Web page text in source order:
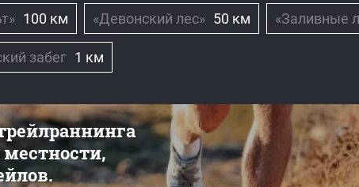
100 км «Девонский лес» 50 км «Заливные
забег 1 км
местности,